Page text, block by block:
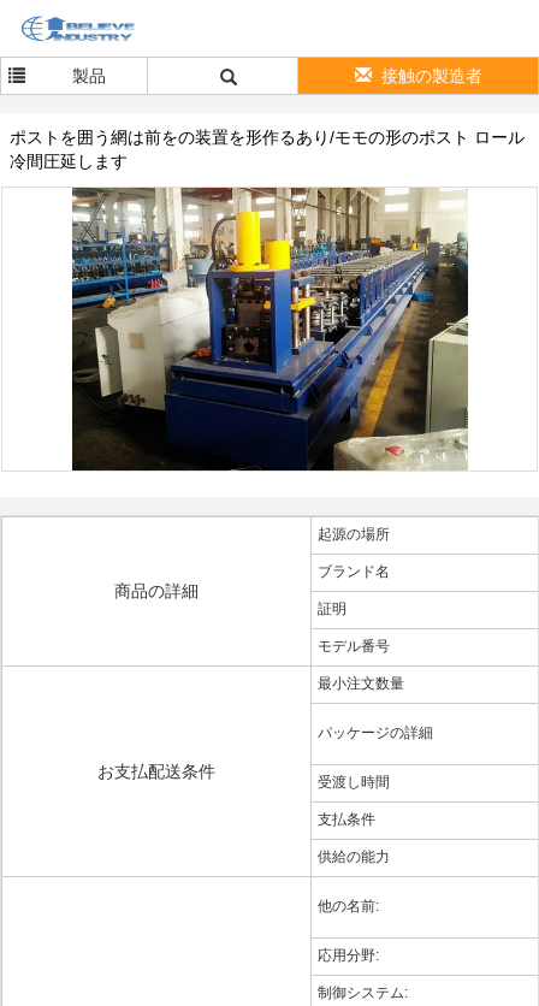
製品 接触の製造者
ポストを囲う網は前をの装置を形作るあり/モモの形のポスト ロール
冷間圧延します
商品の詳細
起源の場所
ブランド名
証明
モデル番号
お支払配送条件
最小注文数量
パッケージの詳細
受渡し時間
支払条件
供給の能力
他の名前:
応用分野:
制御システム: